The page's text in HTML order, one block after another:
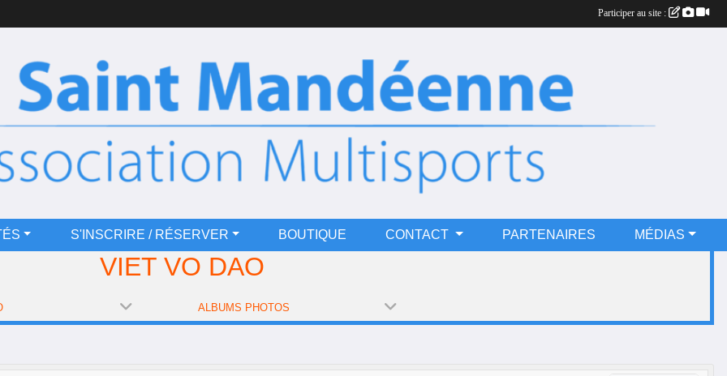
S'INSCRIRE / RÉSERVER BOUTIQUE CONTACT PARTENAIRES MÉDIAS
VIET VO DAO
ALBUMS PHOTOS
Participer au site :